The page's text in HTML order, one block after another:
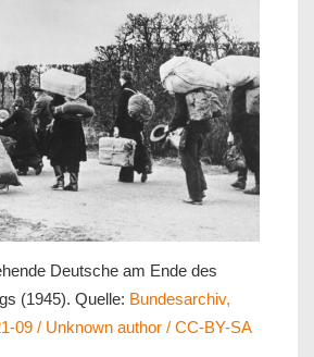
Deutsche am Ende des
(1945). Quelle: Bundesarchiv,
09 / Unknown author / CC-BY-SA